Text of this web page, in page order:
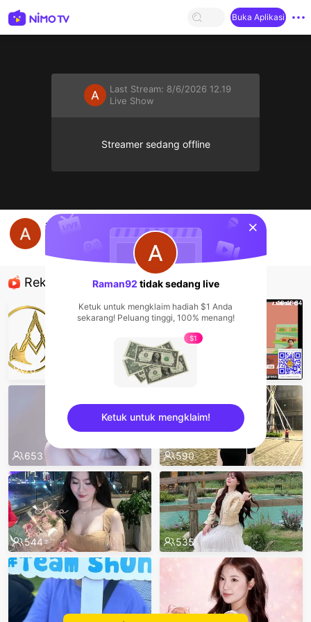
Buka Aplikasi
Last Stream: 8/6/2026 12.19
Live Show
Streamer sedang offline
amatir
Rekomendasi
76 83
653 590
544 535
sentinelStart
Raman92 tidak sedang live
Ketuk untuk mengklaim hadiah $1 Anda
sekarang! Peluang tinggi, 100% menang!
$1
Ketuk untuk mengklaim!
sentinelEnd